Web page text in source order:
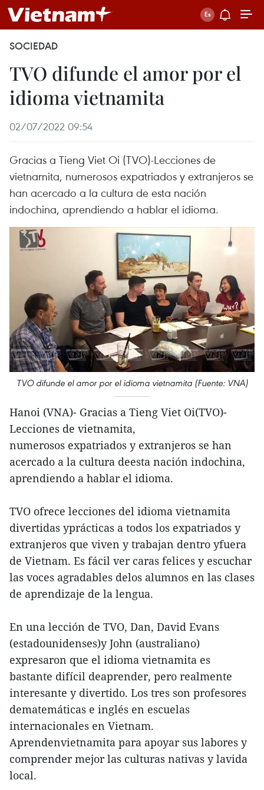
SOCIEDAD
TVO difunde el amor por el
idioma vietnamita
02/07/2022 09:54
Gracias a Tieng Viet Oi (TVO)-Lecciones de
vietnamita, numerosos expatriados y extranjeros se
han acercado a la cultura de esta nación
indochina, aprendiendo a hablar el idioma.
TVO difunde el amor por el idioma vietnamita (Fuente: VNA)
Hanoi (VNA)- Gracias a Tieng Viet Oi(TVO)-
Lecciones de vietnamita,
numerosos expatriados y extranjeros se han
acercado a la cultura deesta nación indochina,
aprendiendo a hablar el idioma.
TVO ofrece lecciones del idioma vietnamita
divertidas yprácticas a todos los expatriados y
extranjeros que viven y trabajan dentro yfuera
de Vietnam. Es fácil ver caras felices y escuchar
las voces agradables delos alumnos en las clases
de aprendizaje de la lengua.
En una lección de TVO, Dan, David Evans
(estadounidenses)y John (australiano)
expresaron que el idioma vietnamita es
bastante difícil deaprender, pero realmente
interesante y divertido. Los tres son profesores
dematemáticas e inglés en escuelas
internacionales en Vietnam.
Aprendenvietnamita para apoyar sus labores y
comprender mejor las culturas nativas y lavida
local.